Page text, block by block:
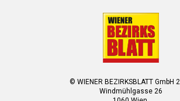
© WIENER BEZIRKSBLATT GmbH
Windmühlgasse 26